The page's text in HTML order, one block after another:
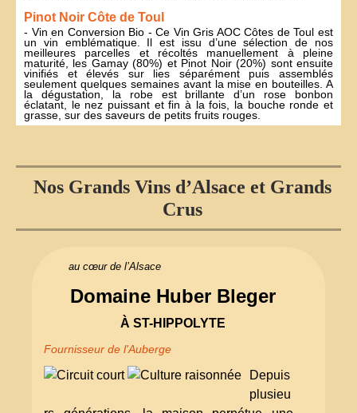
Pinot Noir Côte de Toul
- Vin en Conversion Bio - Ce Vin Gris AOC Côtes de Toul est
un vin emblématique. Il est issu d’une sélection de nos
meilleures parcelles et récoltés manuellement à pleine
maturité, les Gamay (80%) et Pinot Noir (20%) sont ensuite
vinifiés et élevés sur lies séparément puis assemblés
seulement quelques semaines avant la mise en bouteilles. A
la dégustation, la robe est brillante d’un rose bonbon
éclatant, le nez puissant et fin à la fois, la bouche ronde et
grasse, sur des saveurs de petits fruits rouges.
Nos Grands Vins d’Alsace et Grands
Crus
Domaine Huber Bleger
À ST-HIPPOLYTE
Fournisseur de l'Auberge
Depuis
plusieu
au cœur de l’Alsace